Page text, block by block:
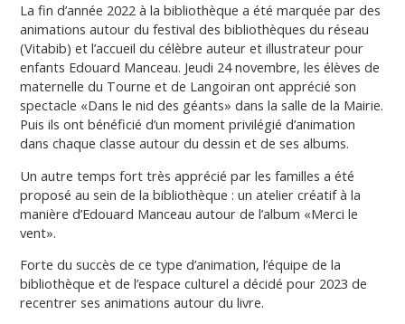
La fin d’année 2022 à la bibliothèque a été marquée par des
animations autour du festival des bibliothèques du réseau
(Vitabib) et l’accueil du célèbre auteur et illustrateur pour
enfants Edouard Manceau. Jeudi 24 novembre, les élèves de
maternelle du Tourne et de Langoiran ont apprécié son
spectacle «Dans le nid des géants» dans la salle de la Mairie.
Puis ils ont bénéficié d’un moment privilégié d’animation
dans chaque classe autour du dessin et de ses albums.
Un autre temps fort très apprécié par les familles a été
proposé au sein de la bibliothèque : un atelier créatif à la
manière d’Edouard Manceau autour de l’album «Merci le
vent».
Forte du succès de ce type d’animation, l’équipe de la
bibliothèque et de l’espace culturel a décidé pour 2023 de
recentrer ses animations autour du livre.